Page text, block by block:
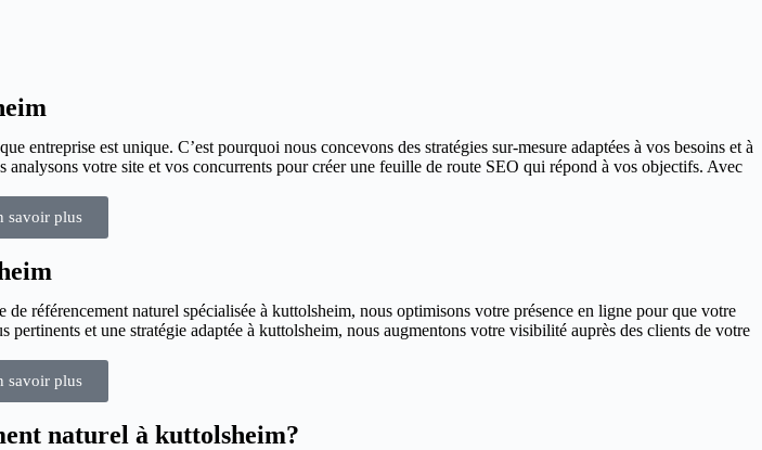
entreprise est unique. C’est pourquoi nous concevons des stratégies sur-mesure adaptées à vos besoins et à
votre site et vos concurrents pour créer une feuille de route SEO qui répond à vos objectifs. Avec
savoir plus
référencement naturel spécialisée à kuttolsheim, nous optimisons votre présence en ligne pour que votre
et une stratégie adaptée à kuttolsheim, nous augmentons votre visibilité auprès des clients de votre
savoir plus
naturel à kuttolsheim?